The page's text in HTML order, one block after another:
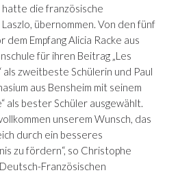
die französische
übernommen. Von den fünf
Empfang Alicia Racke aus
für ihren Beitrag „Les
zweitbeste Schülerin und Paul
aus Bensheim mit seinem
als bester Schüler ausgewählt.
unserem Wunsch, das
durch ein besseres
zu fördern“, so Christophe
Französischen